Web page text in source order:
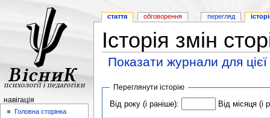
Історія змін
Показати журнали для цієї
Переглянути історію
Від року (і раніше): Від місяця (і
стаття обговорення перегляд
навігація
Головна сторінка